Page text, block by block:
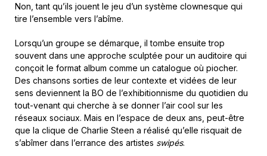
Non, tant qu’ils jouent le jeu d’un système clownesque qui
tire l’ensemble vers l’abîme.
Lorsqu’un groupe se démarque, il tombe ensuite trop
souvent dans une approche sculptée pour un auditoire qui
conçoit le format album comme un catalogue où piocher.
Des chansons sorties de leur contexte et vidées de leur
sens deviennent la BO de l’exhibitionnisme du quotidien du
tout-venant qui cherche à se donner l’air cool sur les
réseaux sociaux. Mais en l’espace de deux ans, peut-être
que la clique de Charlie Steen a réalisé qu’elle risquait de
s’abîmer dans l’errance des artistes swipés.